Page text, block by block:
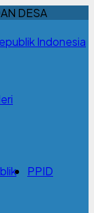
DESA
PPID